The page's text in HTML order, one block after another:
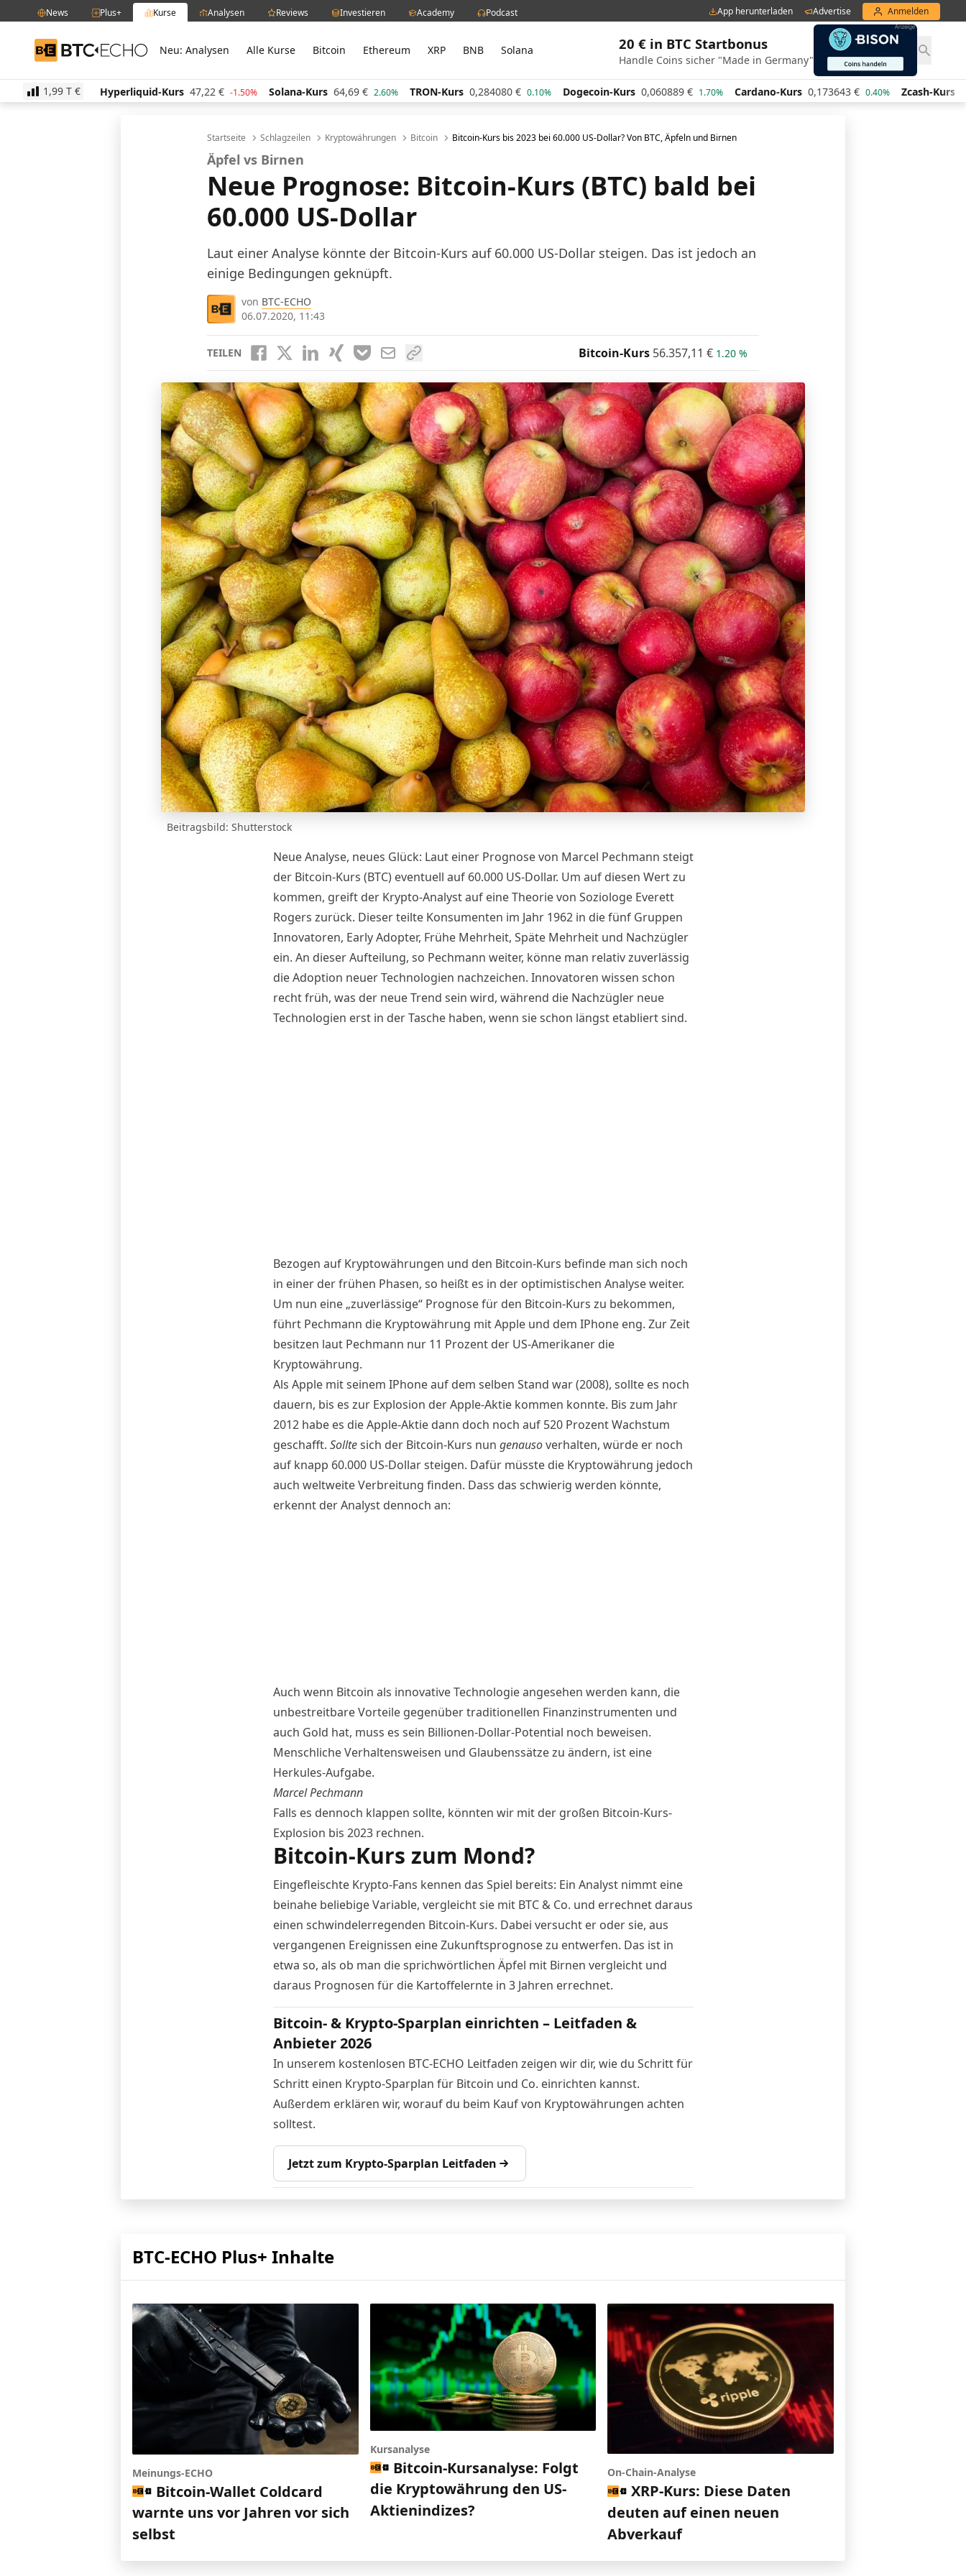
News Plus+ Kurse Analysen Reviews Investieren Academy Podcast App herunterladen Advertise Anmelden
BTC-ECHO Neu: Analysen Alle Kurse Bitcoin Ethereum XRP BNB Solana 20 € in BTC Startbonus
Handle Coins sicher "Made in Germany"
1,99 T €
1.00% Hyperliquid-Kurs 47,22 € -1.50% Solana-Kurs 64,69 € 2.60% TRON-Kurs 0,284080 € 0.10% Dogecoin-Kurs 0,060889 € 1.70% Cardano-Kurs 0,173643 € 0.40% Zcash-Kurs 440,13
Startseite Schlagzeilen Kryptowährungen Bitcoin Bitcoin-Kurs bis 2023 bei 60.000 US-Dollar? Von BTC, Äpfeln und Birnen
Äpfel vs Birnen
Neue Prognose: Bitcoin-Kurs (BTC) bald bei
60.000 US-Dollar
Laut einer Analyse könnte der Bitcoin-Kurs auf 60.000 US-Dollar steigen. Das ist jedoch an
einige Bedingungen geknüpft.
von BTC-ECHO
06.07.2020, 11:43
TEILEN Bitcoin-Kurs 56.357,11 € 1.20 %
Beitragsbild: Shutterstock
Neue Analyse, neues Glück: Laut einer Prognose von Marcel Pechmann steigt
der Bitcoin-Kurs (BTC) eventuell auf 60.000 US-Dollar. Um auf diesen Wert zu
kommen, greift der Krypto-Analystauf eine Theorie von Soziologe Everett
Rogers zurück. Dieser teilte Konsumenten im Jahr 1962 in die fünf Gruppen
Innovatoren, Early Adopter, Frühe Mehrheit, Späte Mehrheit und Nachzügler
ein. An dieser Aufteilung, so Pechmann weiter, könne man relativ zuverlässig
die Adoption neuer Technologien nachzeichen. Innovatoren wissen schon
recht früh, was der neue Trend sein wird, während die Nachzügler neue
Technologien erst in der Tasche haben, wenn sie schon längst etabliert sind.
Bezogen auf Kryptowährungen und den Bitcoin-Kurs befinde man sich noch
in einer der frühen Phasen, so heißt es in der optimistischen Analyse weiter.
Um nun eine „zuverlässige“ Prognose für den Bitcoin-Kurs zu bekommen,
führt Pechmann die Kryptowährung mit Apple und dem IPhone eng. Zur Zeit
besitzen laut Pechmann nur 11 Prozent der US-Amerikaner die
Kryptowährung.
Als Apple mit seinem IPhone auf dem selben Stand war (2008), sollte es noch
dauern, bis es zur Explosion der Apple-Aktie kommen konnte. Bis zum Jahr
2012 habe es die Apple-Aktie dann doch noch auf 520 Prozent Wachstum
geschafft. Solltesich der Bitcoin-Kurs nun genausoverhalten, würde er noch
auf knapp 60.000 US-Dollar steigen. Dafür müsste die Kryptowährung jedoch
auch weltweite Verbreitung finden. Dass das schwierig werden könnte,
erkennt der Analyst dennoch an:
Auch wenn Bitcoin als innovative Technologie angesehen werden kann, die
unbestreitbare Vorteile gegenüber traditionellen Finanzinstrumenten und
auch Gold hat, muss es sein Billionen-Dollar-Potential noch beweisen.
Menschliche Verhaltensweisen und Glaubenssätze zu ändern, ist eine
Herkules-Aufgabe.
Marcel Pechmann
Falls es dennoch klappen sollte, könnten wir mit der großen Bitcoin-Kurs-
Explosion bis 2023 rechnen.
Bitcoin-Kurs zum Mond?
Eingefleischte Krypto-Fans kennen das Spiel bereits: Ein Analyst nimmt eine
beinahe beliebige Variable, vergleicht sie mit BTC & Co. und errechnet daraus
einen schwindelerregenden Bitcoin-Kurs. Dabei versucht er oder sie, aus
vergangenen Ereignissen eine Zukunftsprognose zu entwerfen. Das ist in
etwa so, als ob man die sprichwörtlichen Äpfel mit Birnen vergleicht und
daraus Prognosen für die Kartoffelernte in 3 Jahren errechnet.
Bitcoin- & Krypto-Sparplan einrichten – Leitfaden &
Anbieter 2026
In unserem kostenlosen BTC-ECHO Leitfaden zeigen wir dir, wie du Schritt für
Schritt einen Krypto-Sparplan für Bitcoin und Co. einrichten kannst.
Außerdem erklären wir, worauf du beim Kauf von Kryptowährungen achten
solltest.
Jetzt zum Krypto-Sparplan Leitfaden
BTC-ECHO Plus+ Inhalte
Meinungs-ECHO
Bitcoin-Wallet Coldcard
warnte uns vor Jahren vor sich
selbst
Kursanalyse
Bitcoin-Kursanalyse: Folgt
die Kryptowährung den US-
Aktienindizes?
On-Chain-Analyse
XRP-Kurs: Diese Daten
deuten auf einen neuen
Abverkauf